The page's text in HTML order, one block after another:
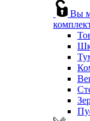
Вы